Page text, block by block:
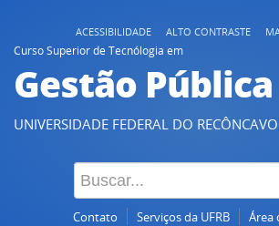
ACESSIBILIDADE ALTO CONTRASTE
Curso Superior de Tecnólogia em
Gestão Pública
UNIVERSIDADE FEDERAL DO
Contato Serviços da UFRB Área